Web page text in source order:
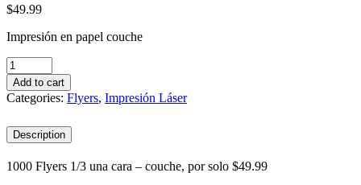
$49.99
Impresión en papel couche
1000
Flyers
1/3
una
quantity
Add to cart
Categories: Flyers, Impresión Láser
Description
1000 Flyers 1/3 una cara – couche, por solo $49.99